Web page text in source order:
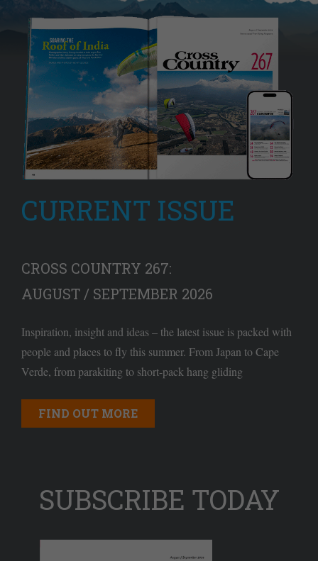
CURRENT ISSUE
CROSS COUNTRY 267:
AUGUST / SEPTEMBER 2026
Inspiration, insight and ideas – the latest issue is packed with
people and places to fly this summer. From Japan to Cape
Verde, from parakiting to short-pack hang gliding
FIND OUT MORE
SUBSCRIBE TODAY